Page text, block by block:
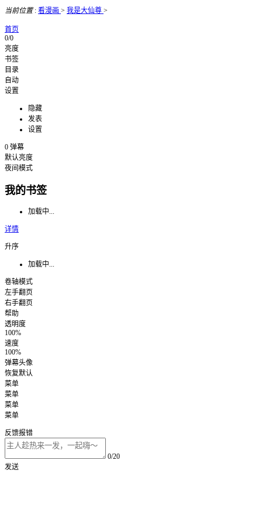
当前位置: 看漫画 > 我是大仙尊 >
首页
0/0
亮度
书签
目录
自动
设置
隐藏
发表
设置
0 弹幕
默认亮度
夜间模式
我的书签
加载中...
详情
升序
加载中...
卷轴模式
左手翻页
右手翻页
帮助
透明度
100%
速度
100%
弹幕头像
恢复默认
菜单
菜单
菜单
菜单
反馈报错
0/20
发送